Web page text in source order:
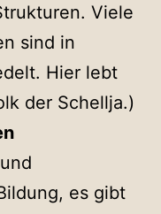
Viele
sind in
Hier lebt
der Schellja.)
es gibt